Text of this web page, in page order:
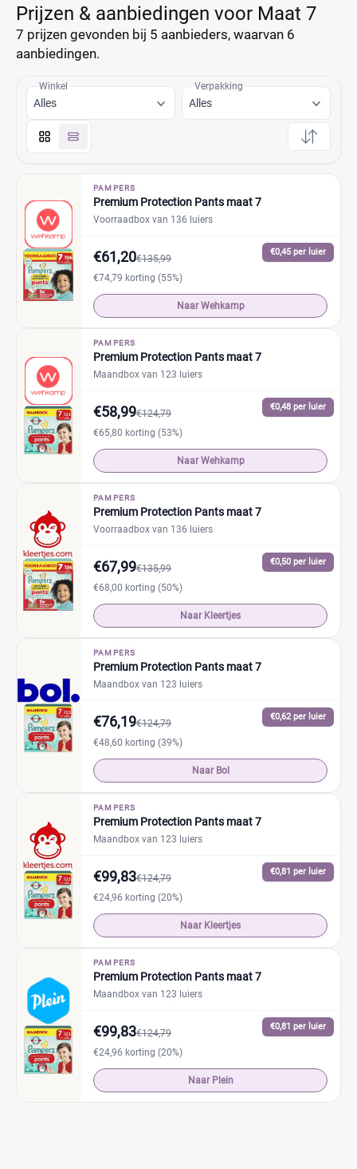
Prijzen & aanbiedingen voor Maat 7
7 prijzen gevonden bij 5 aanbieders, waarvan 6
aanbiedingen.
Winkel
Alles
Verpakking
Alles
PAMPERS
Premium Protection Pants maat 7
Voorraadbox van 136 luiers
€0,45 per luier
€61,20€135,99
€74,79 korting (55%)
Naar Wehkamp
PAMPERS
Premium Protection Pants maat 7
Maandbox van 123 luiers
€0,48 per luier
€58,99€124,79
€65,80 korting (53%)
Naar Wehkamp
PAMPERS
Premium Protection Pants maat 7
Voorraadbox van 136 luiers
€0,50 per luier
€67,99€135,99
€68,00 korting (50%)
Naar Kleertjes
PAMPERS
Premium Protection Pants maat 7
Maandbox van 123 luiers
€0,62 per luier
€76,19€124,79
€48,60 korting (39%)
Naar Bol
PAMPERS
Premium Protection Pants maat 7
Maandbox van 123 luiers
€0,81 per luier
€99,83€124,79
€24,96 korting (20%)
Naar Kleertjes
PAMPERS
Premium Protection Pants maat 7
Maandbox van 123 luiers
€0,81 per luier
€99,83€124,79
€24,96 korting (20%)
Naar Plein